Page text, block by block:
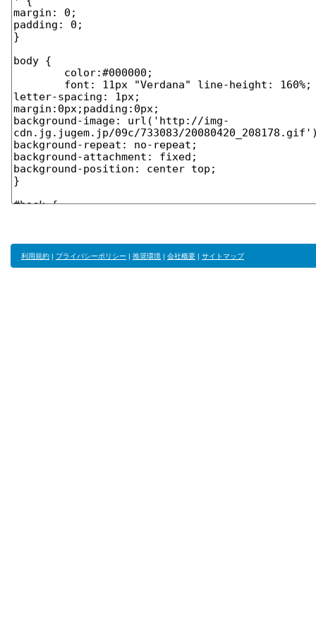
利用規約 | プライバシーポリシー | 推奨環境 | 会社概要 | サイトマップ